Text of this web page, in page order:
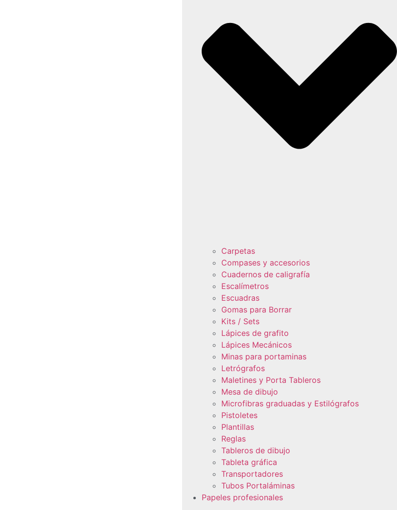
Carpetas
Compases y accesorios
Cuadernos de caligrafía
Escalímetros
Escuadras
Gomas para Borrar
Kits / Sets
Lápices de grafito
Lápices Mecánicos
Minas para portaminas
Letrógrafos
Maletines y Porta Tableros
Mesa de dibujo
Microfibras graduadas y Estilógrafos
Pistoletes
Plantillas
Reglas
Tableros de dibujo
Tableta gráfica
Transportadores
Tubos Portaláminas
Papeles profesionales